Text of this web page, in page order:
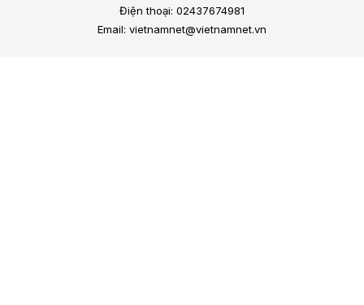
Điện thoại: 02437674981
Email: vietnamnet@vietnamnet.vn